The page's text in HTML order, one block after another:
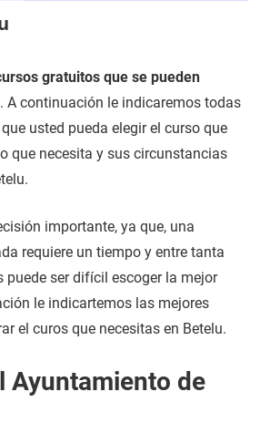
gratuitos que se pueden
. A continuación le indicaremos todas
usted pueda elegir el curso que
que necesita y sus circunstancias
importante, ya que, una
requiere un tiempo y entre tanta
ser difícil escoger la mejor
le indicartemos las mejores
el curos que necesitas en Betelu.
Ayuntamiento de